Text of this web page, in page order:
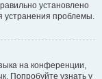
установлено
устранения проблемы.
на конференции,
Попробуйте узнать у